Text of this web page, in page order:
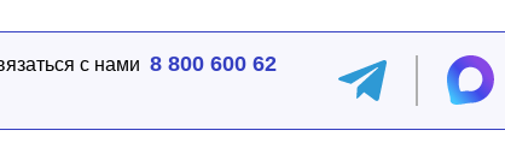
с нами 8 800 600 62